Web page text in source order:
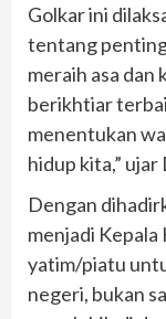
Golkar ini
tentang
meraih asa dan
berikhtiar
menentukan
hidup kita,” ujar
Dengan
menjadi Kepala
yatim/piatu
negeri, bukan